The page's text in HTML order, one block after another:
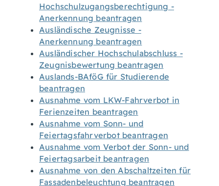
Hochschulzugangsberechtigung -
Anerkennung beantragen
Ausländische Zeugnisse -
Anerkennung beantragen
Ausländischer Hochschulabschluss -
Zeugnisbewertung beantragen
Auslands-BAföG für Studierende
beantragen
Ausnahme vom LKW-Fahrverbot in
Ferienzeiten beantragen
Ausnahme vom Sonn- und
Feiertagsfahrverbot beantragen
Ausnahme vom Verbot der Sonn- und
Feiertagsarbeit beantragen
Ausnahme von den Abschaltzeiten für
Fassadenbeleuchtung beantragen